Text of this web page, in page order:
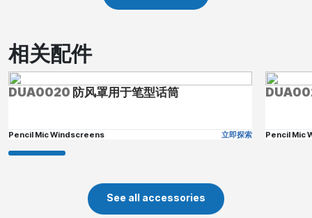
相关配件
DUA0020 防风罩用于笔型话筒
Pencil Mic Windscreens 立即探索 Pencil Mic
See all accessories